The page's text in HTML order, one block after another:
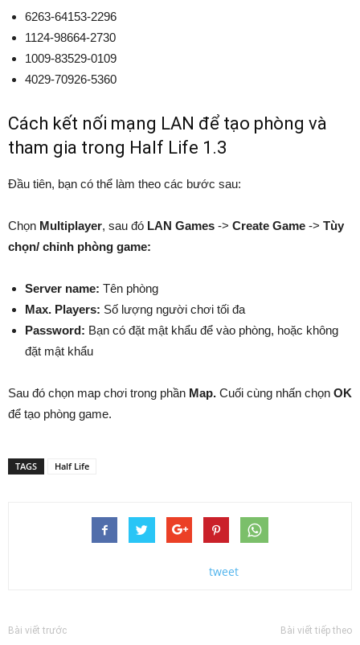
6263-64153-2296
1124-98664-2730
1009-83529-0109
4029-70926-5360
Cách kết nối mạng LAN để tạo phòng và
tham gia trong Half Life 1.3
Đầu tiên, bạn có thể làm theo các bước sau:
Chọn Multiplayer, sau đó LAN Games -> Create Game -> Tùy
chọn/ chỉnh phòng game:
Server name: Tên phòng
Max. Players: Số lượng người chơi tối đa
Password: Bạn có đặt mật khẩu để vào phòng, hoặc không
đặt mật khẩu
Sau đó chọn map chơi trong phần Map. Cuối cùng nhấn chọn OK
để tạo phòng game.
TAGS Half Life
tweet
Bài viết trước Bài viết tiếp theo